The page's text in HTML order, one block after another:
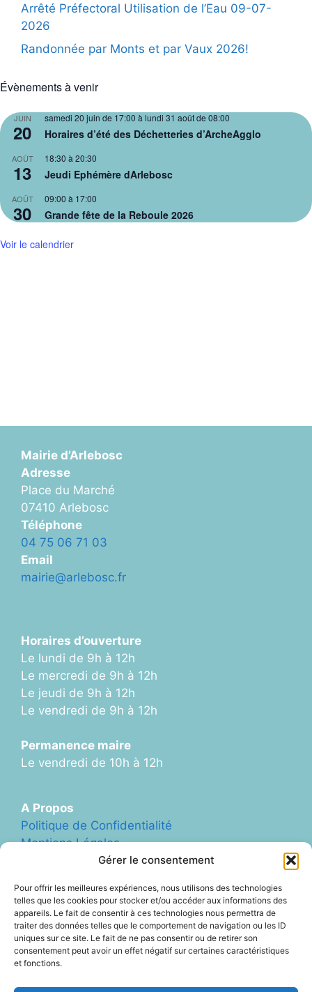
Gérer le consentement
Pour offrir les meilleures expériences, nous utilisons des technologies
telles que les cookies pour stocker et/ou accéder aux informations des
appareils. Le fait de consentir à ces technologies nous permettra de
traiter des données telles que le comportement de navigation ou les ID
uniques sur ce site. Le fait de ne pas consentir ou de retirer son
consentement peut avoir un effet négatif sur certaines caractéristiques
et fonctions.
Arrêté Préfectoral Utilisation de l’Eau 09-07-
2026
Randonnée par Monts et par Vaux 2026!
Évènements à venir
JUIN
20
samedi 20 juin de 17:00 à lundi 31 août de 08:00
Horaires d’été des Déchetteries d’ArcheAgglo
AOÛT
13
18:30 à 20:30
Jeudi Ephémère dArlebosc
AOÛT
30
09:00 à 17:00
Grande fête de la Reboule 2026
Voir le calendrier
Mairie d’Arlebosc
Adresse
Place du Marché
07410 Arlebosc
Téléphone
04 75 06 71 03
Email
mairie@arlebosc.fr
Horaires d’ouverture
Le lundi de 9h à 12h
Le mercredi de 9h à 12h
Le jeudi de 9h à 12h
Le vendredi de 9h à 12h
Permanence maire
Le vendredi de 10h à 12h
A Propos
Politique de Confidentialité
Mentions Légales
Abonnement Newletter
Liens Divers
Archives (ancien site Blog)